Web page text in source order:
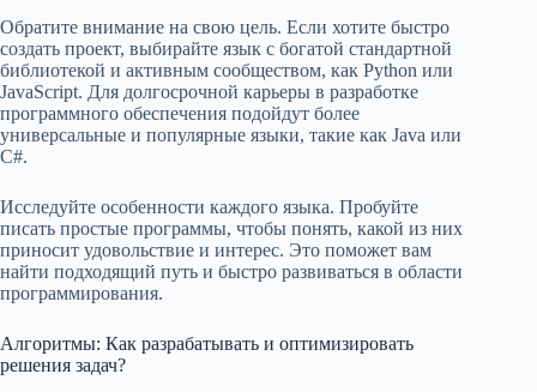
Обратите внимание на свою цель. Если хотите быстро
создать проект, выбирайте язык с богатой стандартной
библиотекой и активным сообществом, как Python или
JavaScript. Для долгосрочной карьеры в разработке
программного обеспечения подойдут более
универсальные и популярные языки, такие как Java или
C#.
Исследуйте особенности каждого языка. Пробуйте
писать простые программы, чтобы понять, какой из них
приносит удовольствие и интерес. Это поможет вам
найти подходящий путь и быстро развиваться в области
программирования.
Алгоритмы: Как разрабатывать и оптимизировать
решения задач?